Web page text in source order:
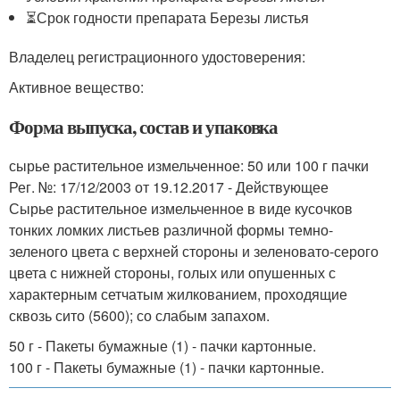
⏳Срок годности препарата Березы листья
Владелец регистрационного удостоверения:
Активное вещество:
Форма выпуска, состав и упаковка
сырье растительное измельченное: 50 или 100 г пачки
Рег. №: 17/12/2003 от 19.12.2017 - Действующее
Сырье растительное измельченное в виде кусочков
тонких ломких листьев различной формы темно-
зеленого цвета с верхней стороны и зеленовато-серого
цвета с нижней стороны, голых или опушенных с
характерным сетчатым жилкованием, проходящие
сквозь сито (5600); со слабым запахом.
50 г - Пакеты бумажные (1) - пачки картонные.
100 г - Пакеты бумажные (1) - пачки картонные.